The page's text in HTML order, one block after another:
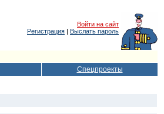
Войти на сайт
Регистрация | Выслать пароль
Спецпроекты